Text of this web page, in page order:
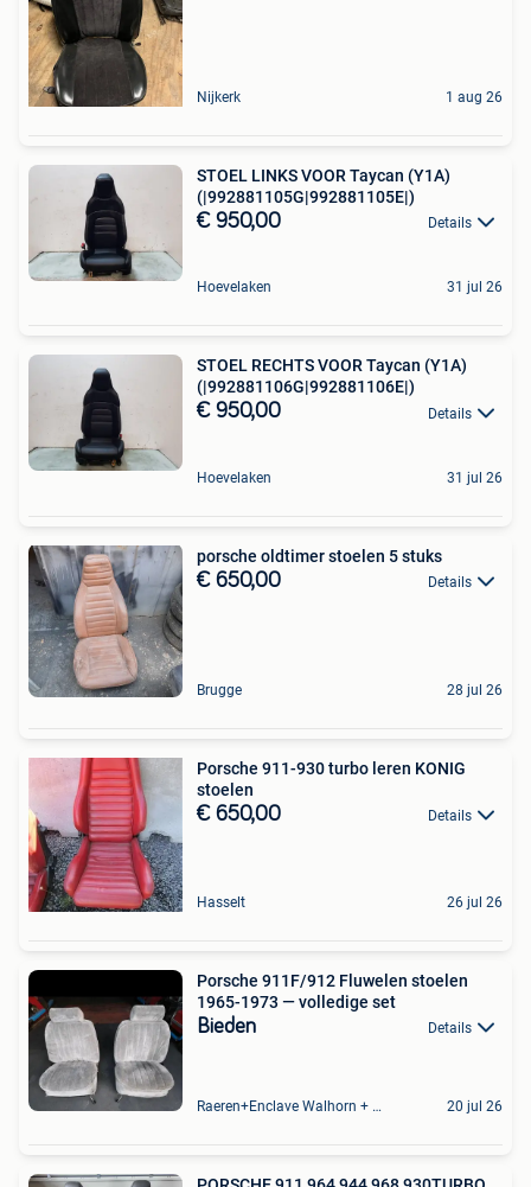
Nijkerk 1 aug 26
STOEL LINKS VOOR Taycan (Y1A)
(|992881105G|992881105E|)
€ 950,00 Details
Hoevelaken 31 jul 26
STOEL RECHTS VOOR Taycan (Y1A)
(|992881106G|992881106E|)
€ 950,00 Details
Hoevelaken 31 jul 26
porsche oldtimer stoelen 5 stuks
€ 650,00 Details
Brugge 28 jul 26
Porsche 911-930 turbo leren KONIG
stoelen
€ 650,00 Details
Hasselt 26 jul 26
Porsche 911F/912 Fluwelen stoelen
1965-1973 — volledige set
Bieden Details
Raeren+Enclave Walhorn + Gebietsteil Eupen 20 jul 26